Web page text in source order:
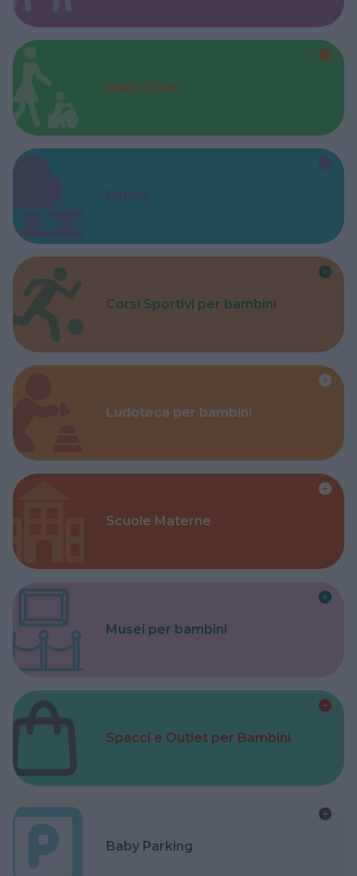
Baby Sitter
Parchi
Corsi Sportivi per bambini
Ludoteca per bambini
Scuole Materne
Musei per bambini
Spacci e Outlet per Bambini
Baby Parking